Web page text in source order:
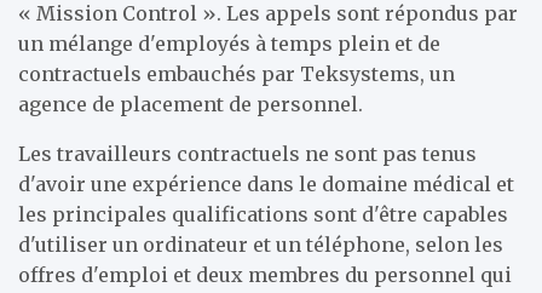
« Mission Control ». Les appels sont répondus par
un mélange d'employés à temps plein et de
contractuels embauchés par Teksystems, un
agence de placement de personnel.
Les travailleurs contractuels ne sont pas tenus
d'avoir une expérience dans le domaine médical et
les principales qualifications sont d'être capables
d'utiliser un ordinateur et un téléphone, selon les
offres d'emploi et deux membres du personnel qui